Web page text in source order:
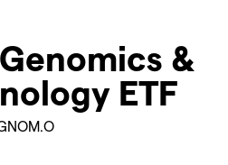
&
ETF